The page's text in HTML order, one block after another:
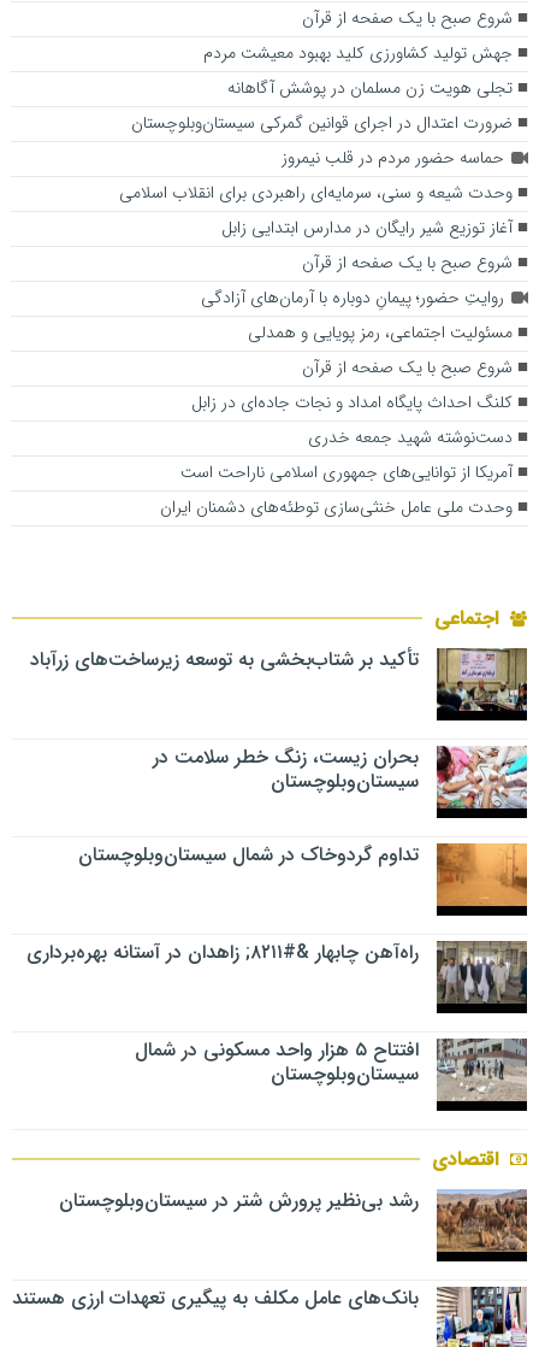
شروع صبح با یک صفحه از قرآن
جهش تولید کشاورزی کلید بهبود معیشت مردم
تجلی هویت زن مسلمان در پوشش آگاهانه
ضرورت اعتدال در اجرای قوانین گمرکی سیستان‌وبلوچستان
حماسه حضور مردم در قلب نیمروز
وحدت شیعه و سنی، سرمایه‌ای راهبردی برای انقلاب اسلامی
آغاز توزیع شیر رایگان در مدارس ابتدایی زابل
شروع صبح با یک صفحه از قرآن
روایتِ حضور؛ پیمانِ دوباره با آرمان‌های آزادگی
مسئولیت اجتماعی، رمز پویایی و همدلی
شروع صبح با یک صفحه از قرآن
کلنگ احداث پایگاه امداد و نجات جاده‌ای در زابل
دست‌نوشته شهید جمعه خدری
آمریکا از توانایی‌های جمهوری اسلامی ناراحت است
وحدت ملی عامل خنثی‌سازی توطئه‌های دشمنان ایران
اجتماعی
تأکید بر شتاب‌بخشی به توسعه زیرساخت‌های زرآباد
بحران زیست، زنگ خطر سلامت در
سیستان‌وبلوچستان
تداوم گردوخاک در شمال سیستان‌وبلوچستان
راه‌آهن چابهار &#۸۲۱۱; زاهدان در آستانه بهره‌برداری
افتتاح ۵ هزار واحد مسکونی در شمال
سیستان‌وبلوچستان
اقتصادی
رشد بی‌نظیر پرورش شتر در سیستان‌وبلوچستان
بانک‌های عامل مکلف به پیگیری تعهدات ارزی هستند